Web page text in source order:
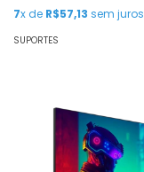
7x de R$57,13 sem juros
SUPORTES